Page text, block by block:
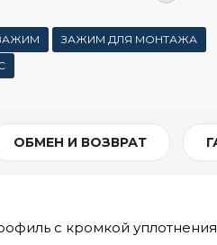
ЗАЖИМ ДЛЯ МОНТАЖА
ОБМЕН И ВОЗВРАТ
с кромкой уплотнения